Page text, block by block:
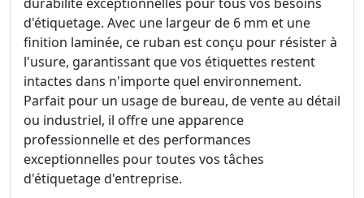
d'étiquetage. Avec une largeur de 6 mm et une
finition laminée, ce ruban est conçu pour résister à
l'usure, garantissant que vos étiquettes restent
intactes dans n'importe quel environnement.
Parfait pour un usage de bureau, de vente au détail
ou industriel, il offre une apparence
professionnelle et des performances
exceptionnelles pour toutes vos tâches
d'étiquetage d'entreprise.